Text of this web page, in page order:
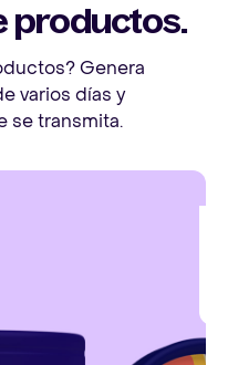
productos.
Genera
varios días y
se transmita.